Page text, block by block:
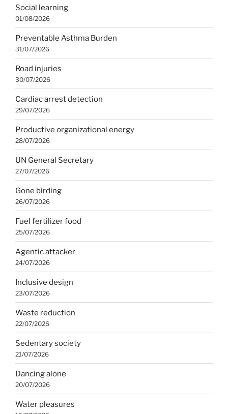
Social learning
01/08/2026
Preventable Asthma Burden
31/07/2026
Road injuries
30/07/2026
Cardiac arrest detection
29/07/2026
Productive organizational energy
28/07/2026
UN General Secretary
27/07/2026
Gone birding
26/07/2026
Fuel fertilizer food
25/07/2026
Agentic attacker
24/07/2026
Inclusive design
23/07/2026
Waste reduction
22/07/2026
Sedentary society
21/07/2026
Dancing alone
20/07/2026
Water pleasures